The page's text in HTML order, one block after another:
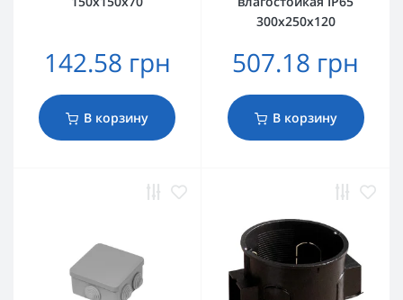
142.58 грн
В корзину
300х250х120
507.18 грн
В корзину